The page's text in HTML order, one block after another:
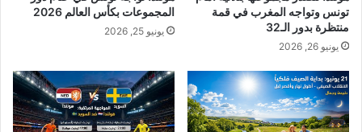
تونس وتواجه المغرب في قمة
منتظرة بدور الـ32
يونيو 26, 2026
المجموعات بكأس العالم 2026
يونيو 25, 2026